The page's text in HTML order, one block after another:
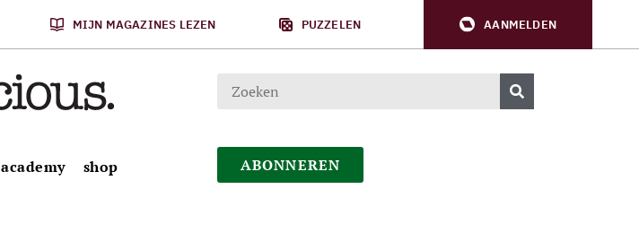
MIJN MAGAZINES LEZEN PUZZELEN AANMELDEN
academy shop ABONNEREN